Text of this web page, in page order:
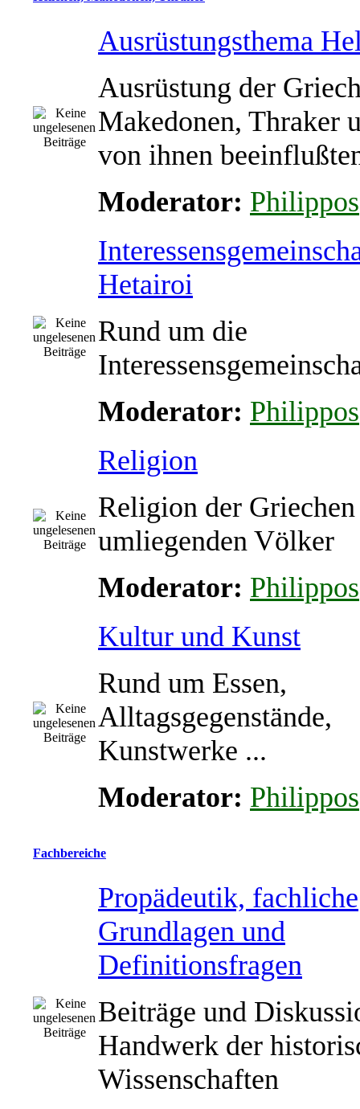
Ausrüstungsthema
Ausrüstung der
Makedonen, Thraker
von ihnen
Moderator: Philippos
Hetairoi
Rund um die
Moderator: Philippos
Religion
Religion der
umliegenden Völker
Moderator: Philippos
Kultur und Kunst
Rund um Essen,
Alltagsgegenstände,
Kunstwerke ...
Moderator: Philippos
Fachbereiche
Propädeutik, fachliche
Grundlagen und
Definitionsfragen
Beiträge und
Handwerk der
Wissenschaften